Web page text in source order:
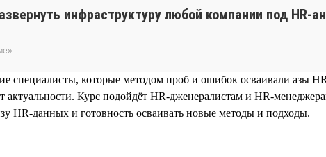
инфраструктуру любой компании под HR-
специалисты, которые методом проб и ошибок осваивали азы
Курс подойдёт HR-дженералистам и HR-
HR-данных и готовность осваивать новые методы и подходы.